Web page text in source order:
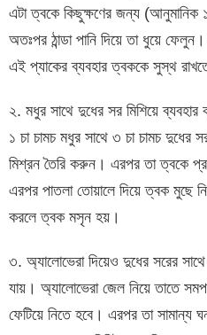
এটা ত্বকে কিছুক্ষণের জন্য (আনুমানিক
অতঃপর ঠান্ডা পানি দিয়ে তা ধুয়ে
এই প্যাকের ব্যবহার ত্বককে সুস্থ
২. মধুর সাথে দুধের সর মিশিয়ে
১ চা চামচ মধুর সাথে ৩ চা চামচ দুধের
মিশ্রন তৈরি করুন। এরপর তা ত্বকে
এরপর পাতলা তোয়ালে দিয়ে ত্বক মুছে
করলে ত্বক মসৃন হয়।
৩. অ্যালোভেরা দিয়েও দুধের সরের
যায়। অ্যালোভেরা জেল নিয়ে তাতে
ফেটিয়ে নিতে হবে। এরপর তা সামান্য